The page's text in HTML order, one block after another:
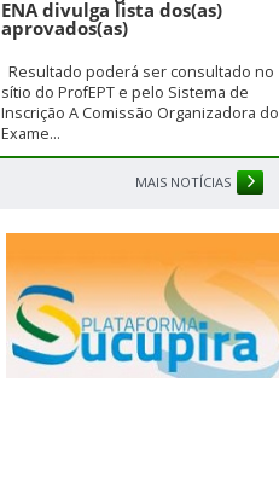
ENA divulga lista dos(as)
aprovados(as)
Resultado poderá ser consultado no
sítio do ProfEPT e pelo Sistema de
Inscrição A Comissão Organizadora do
Exame...
MAIS NOTÍCIAS